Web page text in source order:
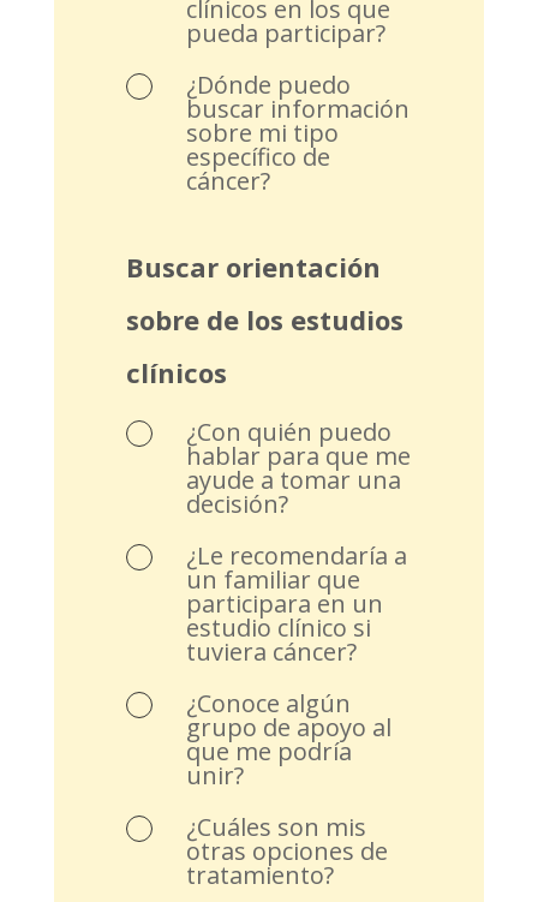
clínicos en los que
pueda participar?
¿Dónde puedo
buscar información
sobre mi tipo
específico de
cáncer?
Buscar orientación
sobre de los estudios
clínicos
¿Con quién puedo
hablar para que me
ayude a tomar una
decisión?
¿Le recomendaría a
un familiar que
participara en un
estudio clínico si
tuviera cáncer?
¿Conoce algún
grupo de apoyo al
que me podría
unir?
¿Cuáles son mis
otras opciones de
tratamiento?